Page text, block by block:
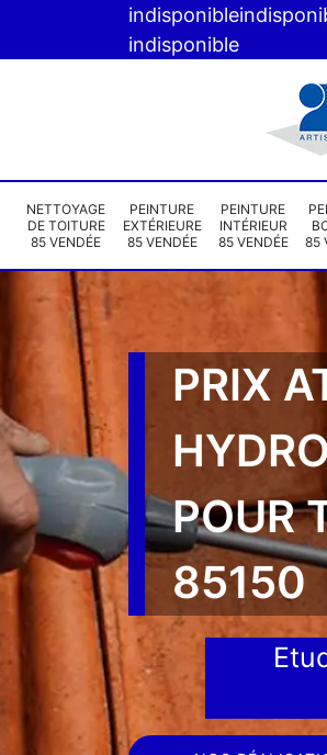
indisponible
indisponible
NETTOYAGE
DE TOITURE
85 VENDÉE
PEINTURE
EXTÉRIEURE
85 VENDÉE
PEINTURE
INTÉRIEUR
85 VENDÉE
85
PRIX
POUR
85150